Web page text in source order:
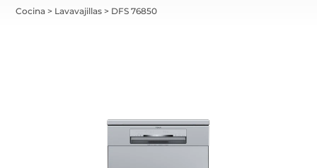
Cocina > Lavavajillas > DFS 76850